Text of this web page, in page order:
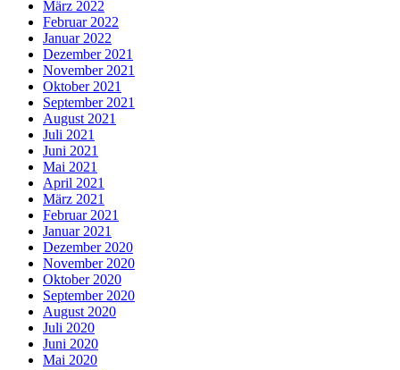
März 2022
Februar 2022
Januar 2022
Dezember 2021
November 2021
Oktober 2021
September 2021
August 2021
Juli 2021
Juni 2021
Mai 2021
April 2021
März 2021
Februar 2021
Januar 2021
Dezember 2020
November 2020
Oktober 2020
September 2020
August 2020
Juli 2020
Juni 2020
Mai 2020